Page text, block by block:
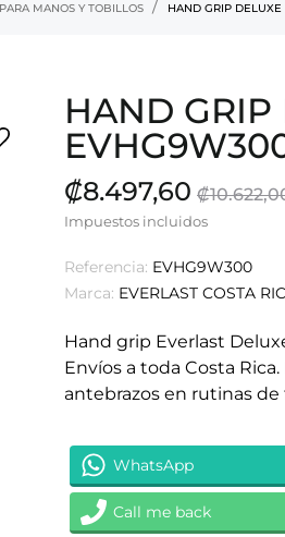
MANOS Y TOBILLOS HAND GRIP
HAND GRIP
₡8.497,60
Impuestos incluidos
Referencia: EVHG9W300
Marca: EVERLAST COSTA
Hand grip Everlast
Envíos a toda Costa
antebrazos en rutinas de
WhatsApp
Call me back